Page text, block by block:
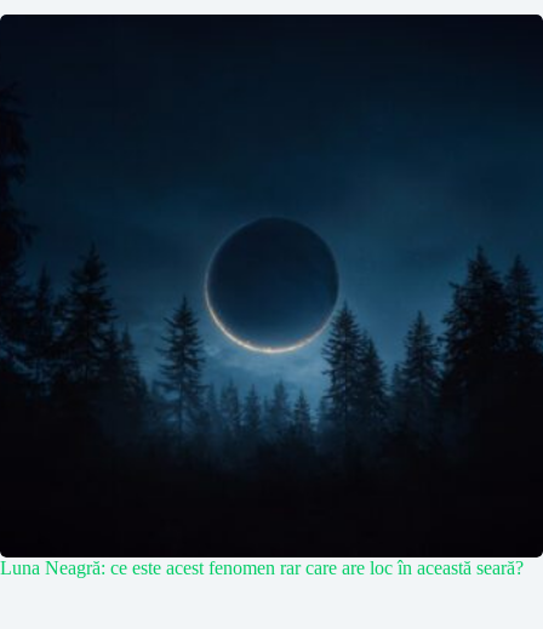
Luna Neagră: ce este acest fenomen rar care are loc în această seară?